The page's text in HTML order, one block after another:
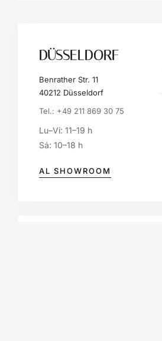
DÜSSELDORF
Benrather Str. 11
40212 Düsseldorf
Tel.: +49 211 869 30 75
Lu–Vi: 11–19 h
Sá: 10–18 h
AL SHOWROOM